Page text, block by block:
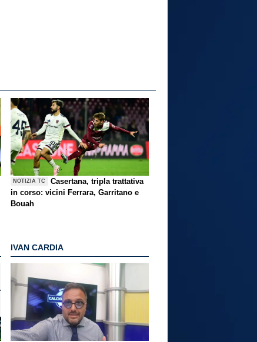
NOTIZIA TC
Casertana, tripla trattativa
in corso: vicini Ferrara, Garritano e
Bouah
IVAN CARDIA